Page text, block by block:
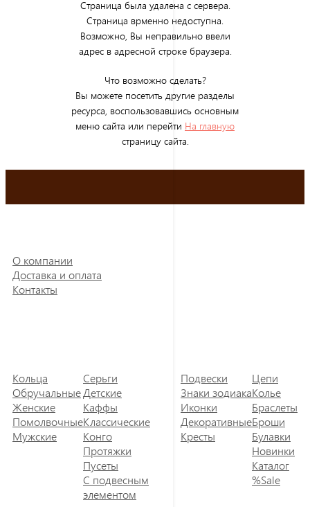
Страница была удалена с сервера.
Страница врменно недоступна.
Возможно, Вы неправильно ввели
адрес в адресной строке браузера.
Что возможно сделать?
Вы можете посетить другие разделы
ресурса, воспользовавшись основным
меню сайта или перейти На главную
страницу сайта.
О компании
Доставка и оплата
Контакты
Кольца
Обручальные
Женские
Помолвочные
Мужские
Серьги
Детские
Каффы
Классические
Конго
Протяжки
Пусеты
С подвесным
элементом
Подвески
Знаки зодиака
Иконки
Декоративные
Кресты
Цепи
Колье
Браслеты
Броши
Булавки
Новинки
Каталог
%Sale